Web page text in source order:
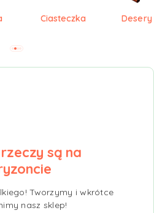
Ciasteczka Desery
są na
Tworzymy i wkrótce
nasz sklep!